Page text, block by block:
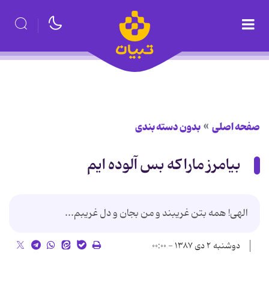
صفحه اصلی بدون دسته بندی
بیامرز مارا که بس آلوده ایم
الهی! همه بتن غریبند و من بجان و دل غریبم...
دوشنبه ۲ دی ۱۳۸۷ - ۰۰:۰۰